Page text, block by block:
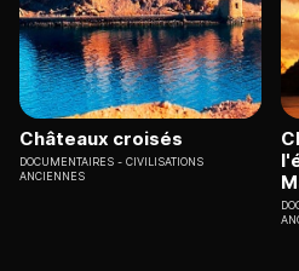
Châteaux croisés
DOCUMENTAIRES
CIVILISATIONS
ANCIENNES